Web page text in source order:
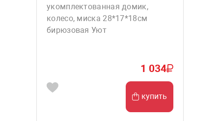
укомплектованная домик,
колесо, миска 28*17*18см
бирюзовая Уют
1 034
купить